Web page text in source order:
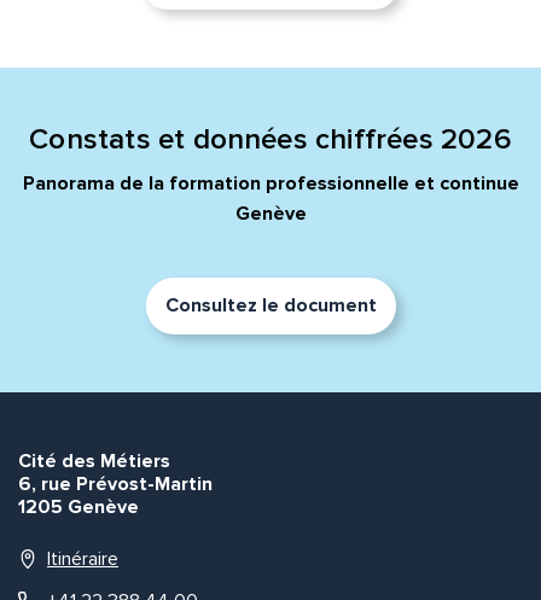
Constats et données chiffrées 2026
Panorama de la formation professionnelle et continue
Genève
Consultez le document
Cité des Métiers
6, rue Prévost-Martin
1205 Genève
Itinéraire